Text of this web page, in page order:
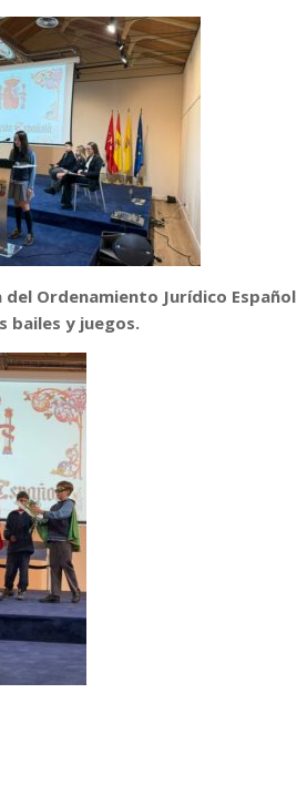
Ordenamiento Jurídico Español
bailes y juegos.